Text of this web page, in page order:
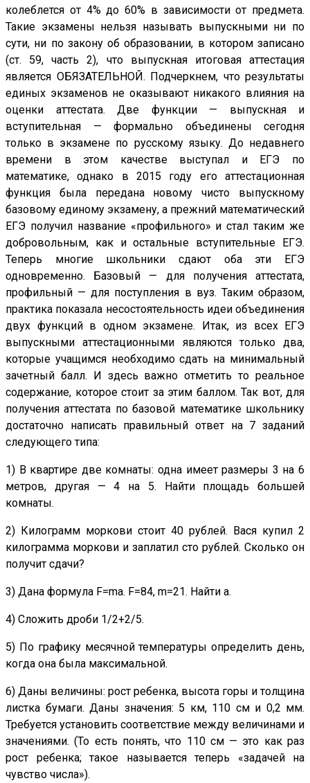
колеблется от 4% до 60% в зависимости от предмета.
Такие экзамены нельзя называть выпускными ни по
сути, ни по закону об образовании, в котором записано
(ст. 59, часть 2), что выпускная итоговая аттестация
является ОБЯЗАТЕЛЬНОЙ. Подчеркнем, что результаты
единых экзаменов не оказывают никакого влияния на
оценки аттестата. Две функции — выпускная и
вступительная — формально объединены сегодня
только в экзамене по русскому языку. До недавнего
времени в этом качестве выступал и ЕГЭ по
математике, однако в 2015 году его аттестационная
функция была передана новому чисто выпускному
базовому единому экзамену, а прежний математический
ЕГЭ получил название «профильного» и стал таким же
добровольным, как и остальные вступительные ЕГЭ.
Теперь многие школьники сдают оба эти ЕГЭ
одновременно. Базовый — для получения аттестата,
профильный — для поступления в вуз. Таким образом,
практика показала несостоятельность идеи объединения
двух функций в одном экзамене. Итак, из всех ЕГЭ
выпускными аттестационными являются только два,
которые учащимся необходимо сдать на минимальный
зачетный балл. И здесь важно отметить то реальное
содержание, которое стоит за этим баллом. Так вот, для
получения аттестата по базовой математике школьнику
достаточно написать правильный ответ на 7 заданий
следующего типа:
1) В квартире две комнаты: одна имеет размеры 3 на 6
метров, другая — 4 на 5. Найти площадь большей
комнаты.
2) Килограмм моркови стоит 40 рублей. Вася купил 2
килограмма моркови и заплатил сто рублей. Сколько он
получит сдачи?
3) Дана формула F=ma. F=84, m=21. Найти а.
4) Сложить дроби 1/2+2/5.
5) По графику месячной температуры определить день,
когда она была максимальной.
6) Даны величины: рост ребенка, высота горы и толщина
листка бумаги. Даны значения: 5 км, 110 см и 0,2 мм.
Требуется установить соответствие между величинами и
значениями. (То есть понять, что 110 см — это как раз
рост ребенка; такое называется теперь «задачей на
чувство числа»).